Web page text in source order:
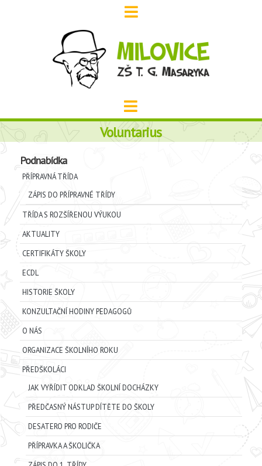
Voluntarius
Podnabídka
PŘÍPRAVNÁ TŘÍDA
ZÁPIS DO PŘÍPRAVNÉ TŘÍDY
TŘÍDA S ROZŠÍŘENOU VÝUKOU
AKTUALITY
CERTIFIKÁTY ŠKOLY
ECDL
HISTORIE ŠKOLY
KONZULTAČNÍ HODINY PEDAGOGŮ
O NÁS
ORGANIZACE ŠKOLNÍHO ROKU
PŘEDŠKOLÁCI
JAK VYŘÍDIT ODKLAD ŠKOLNÍ DOCHÁZKY
PŘEDČASNÝ NÁSTUP DÍTĚTE DO ŠKOLY
DESATERO PRO RODIČE
PŘÍPRAVKA A ŠKOLIČKA